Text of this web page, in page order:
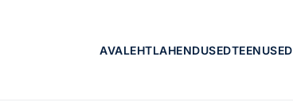
AVALEHTLAHENDUSEDTEENUSED